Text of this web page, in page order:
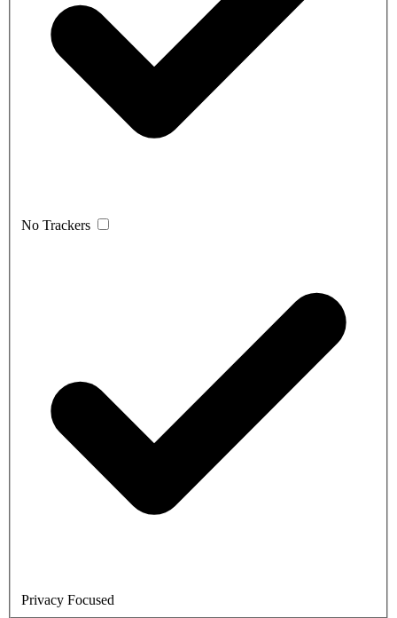
No Trackers
Privacy Focused